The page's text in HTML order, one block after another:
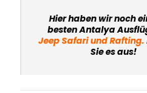
Hier haben wir noch
besten Antalya
Jeep Safari und Rafting.
Sie es aus!